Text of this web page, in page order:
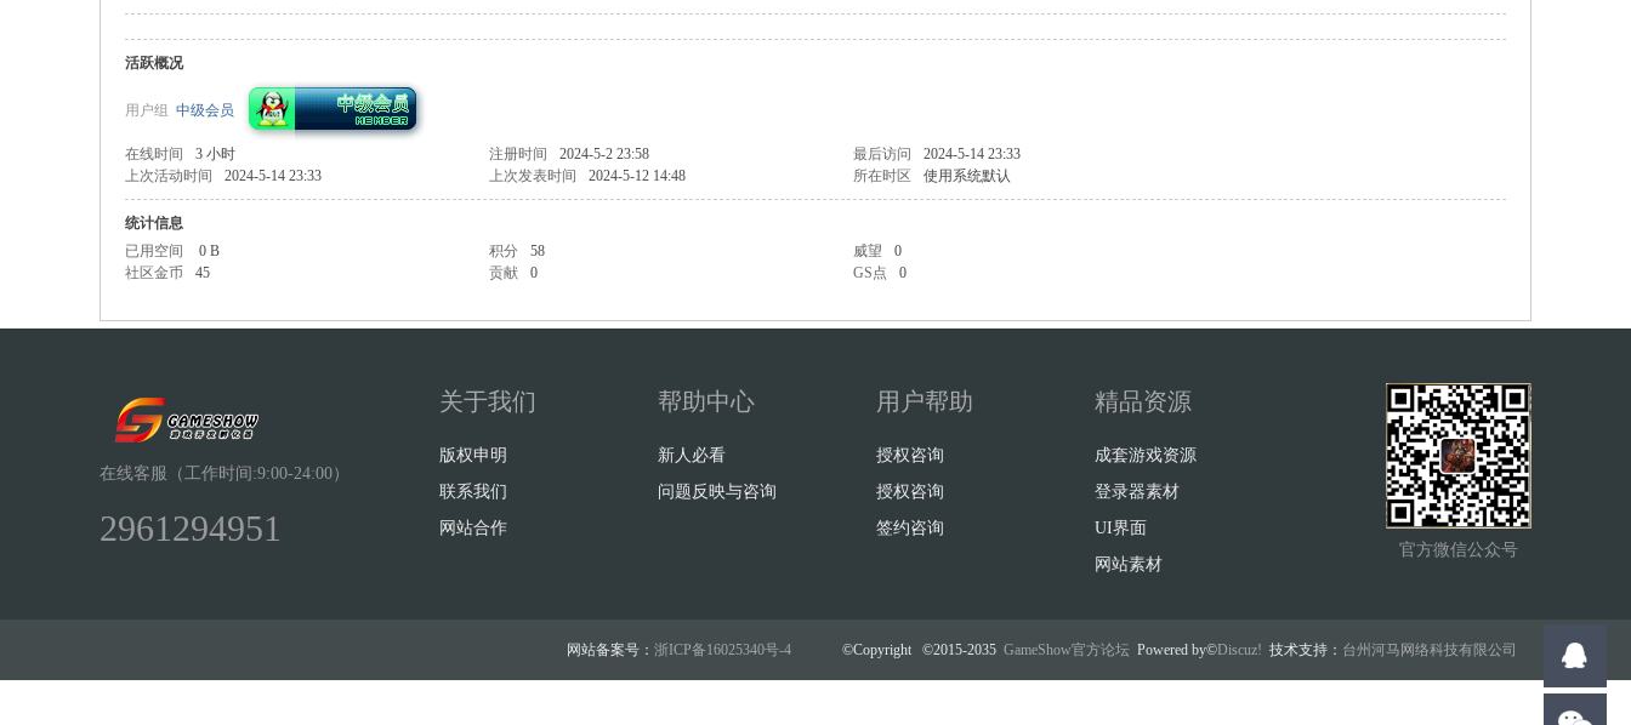
Sh
活跃概况
用户组 中级会员
在线时间 3 小时 注册时间 2024-5-2 23:58 最后访问
2024-5-14 23:33
上次活动时间
2024-5-14 23:33 上次发表时间 2024-5-12 14:48 所在时区 使用系统默认
统计信息
已用空间
0 B 积分 58 威望
0
社区金币
45 贡献 0 GS点 0
在线客服（工作时间:9:00-24:00）
2961294951
关于我们
版权申明
联系我们
网站合作
帮助中心
新人必看
问题反映与咨询
用户帮助
授权咨询
授权咨询
签约咨询
精品资源
成套游戏资源
登录器素材
UI界面
网站素材
官方微信公众号
网站备案号： 浙ICP备16025340号-4 ©Copyright ©2015-2035 GameShow官方论坛 Powered by©Discuz! 技术支持： 台州河马网络科技有限公司